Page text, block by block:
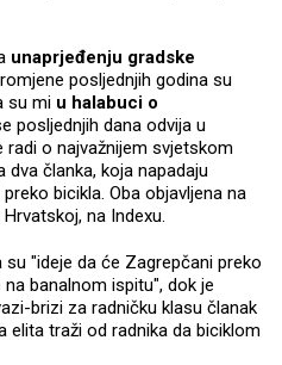
unaprjeđenju gradske
posljednjih godina su
su mi u halabuci o
posljednjih dana odvija u
o najvažnijem svjetskom
dva članka, koja napadaju
bicikla. Oba objavljena na
na Indexu.
"ideje da će Zagrepčani preko
banalnom ispitu", dok je
brizi za radničku klasu članak
elita traži od radnika da biciklom